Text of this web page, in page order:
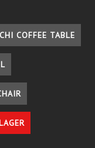
COFFEE TABLE